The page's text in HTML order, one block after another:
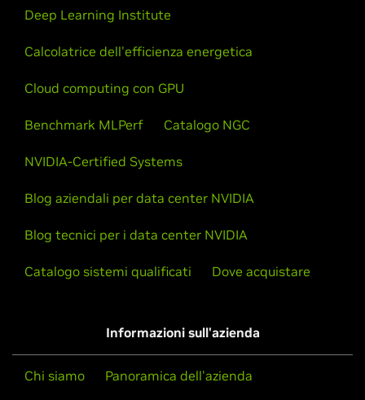
Deep Learning Institute
Calcolatrice dell'efficienza energetica
Cloud computing con GPU
Benchmark MLPerf Catalogo NGC
NVIDIA-Certified Systems
Blog aziendali per data center NVIDIA
Blog tecnici per i data center NVIDIA
Catalogo sistemi qualificati Dove acquistare
Informazioni sull'azienda
Chi siamo Panoramica dell'azienda